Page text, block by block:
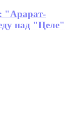
"Арарат-
над "Целе"